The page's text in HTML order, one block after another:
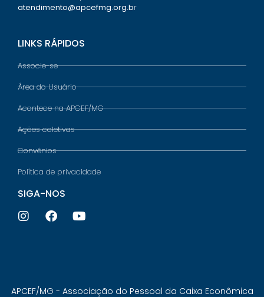
atendimento@apcefmg.org.br
LINKS RÁPIDOS
Associe-se
Área do Usuário
Acontece na APCEF/MG
Ações coletivas
Convênios
Política de privacidade
SIGA-NOS
APCEF/MG - Associação do Pessoal da Caixa Econômica